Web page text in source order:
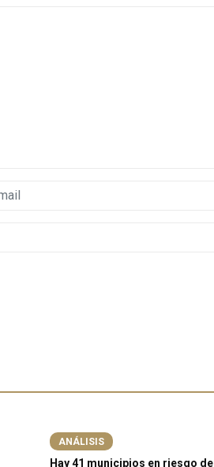
ANÁLISIS
Hay 41 municipios en riesgo de